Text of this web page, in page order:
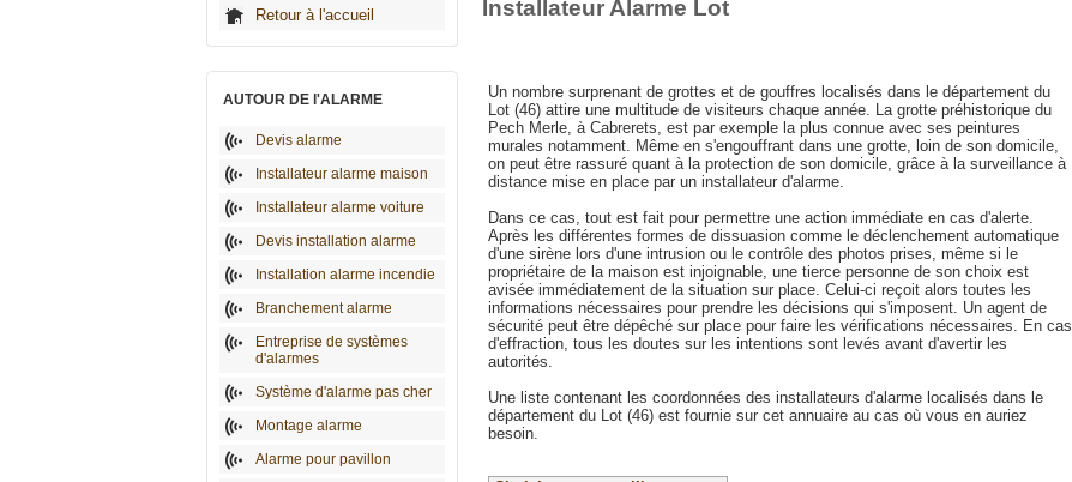
Retour à l'accueil
AUTOUR DE l'ALARME
Devis alarme
Installateur alarme maison
Installateur alarme voiture
Devis installation alarme
Installation alarme incendie
Branchement alarme
Entreprise de systèmes
d'alarmes
Système d'alarme pas cher
Montage alarme
Alarme pour pavillon
Installateur Alarme Lot
Un nombre surprenant de grottes et de gouffres localisés dans le département du
Lot (46) attire une multitude de visiteurs chaque année. La grotte préhistorique du
Pech Merle, à Cabrerets, est par exemple la plus connue avec ses peintures
murales notamment. Même en s'engouffrant dans une grotte, loin de son domicile,
on peut être rassuré quant à la protection de son domicile, grâce à la surveillance à
distance mise en place par un installateur d'alarme.
Dans ce cas, tout est fait pour permettre une action immédiate en cas d'alerte.
Après les différentes formes de dissuasion comme le déclenchement automatique
d'une sirène lors d'une intrusion ou le contrôle des photos prises, même si le
propriétaire de la maison est injoignable, une tierce personne de son choix est
avisée immédiatement de la situation sur place. Celui-ci reçoit alors toutes les
informations nécessaires pour prendre les décisions qui s'imposent. Un agent de
sécurité peut être dépêché sur place pour faire les vérifications nécessaires. En cas
d'effraction, tous les doutes sur les intentions sont levés avant d'avertir les
autorités.
Une liste contenant les coordonnées des installateurs d'alarme localisés dans le
département du Lot (46) est fournie sur cet annuaire au cas où vous en auriez
besoin.